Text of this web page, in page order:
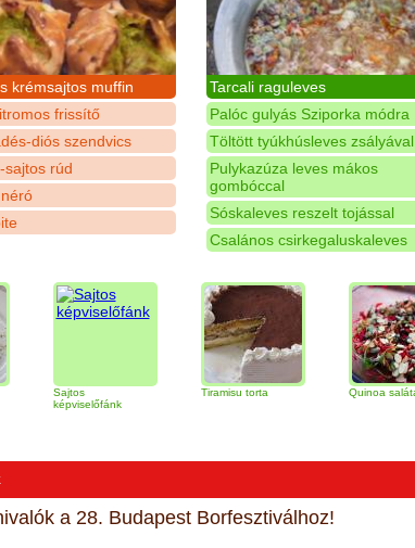
krémsajtos muffin
frissítő
diós szendvics
sajtos rúd
Tarcali raguleves
Palóc gulyás Sziporka módra
Töltött tyúkhúsleves zsályával
Pulykazúza leves mákos
gombóccal
Sóskaleves reszelt tojással
Csalános csirkegaluskaleves
képviselőfánk
Tiramisu torta Quinoa saláta
a 28. Budapest Borfesztiválhoz!